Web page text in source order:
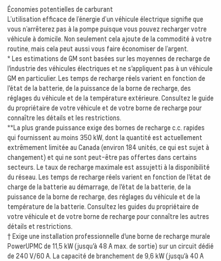
Économies potentielles de carburant
L’utilisation efficace de l’énergie d’un véhicule électrique signifie que
vous n’arrêterez pas à la pompe puisque vous pouvez recharger votre
véhicule à domicile. Non seulement cela ajoute de la commodité à votre
routine, mais cela peut aussi vous faire économiser de l’argent.
* Les estimations de GM sont basées sur les moyennes de recharge de
l'industrie des véhicules électriques et ne s'appliquent pas à un véhicule
GM en particulier. Les temps de recharge réels varient en fonction de
l'état de la batterie, de la puissance de la borne de recharge, des
réglages du véhicule et de la température extérieure. Consultez le guide
du propriétaire de votre véhicule et de votre borne de recharge pour
connaître les détails et les restrictions.
**La plus grande puissance exige des bornes de recharge c.c. rapides
qui fournissent au moins 350 kW, dont la quantité est actuellement
extrêmement limitée au Canada (environ 184 unités, ce qui est sujet à
changement) et qui ne sont peut-être pas offertes dans certains
secteurs. Le taux de recharge maximale est assujetti à la disponibilité
du réseau. Les temps de recharge réels varient en fonction de l'état de
charge de la batterie au démarrage, de l'état de la batterie, de la
puissance de la borne de recharge, des réglages du véhicule et de la
température de la batterie. Consultez les guides du propriétaire de
votre véhicule et de votre borne de recharge pour connaître les autres
détails et restrictions.
† Exige une installation professionnelle d'une borne de recharge murale
PowerUPMC de 11,5 kW (jusqu'à 48 A max. de sortie) sur un circuit dédié
de 240 V/60 A. La capacité de branchement de 9,6 kW (jusqu'à 40 A